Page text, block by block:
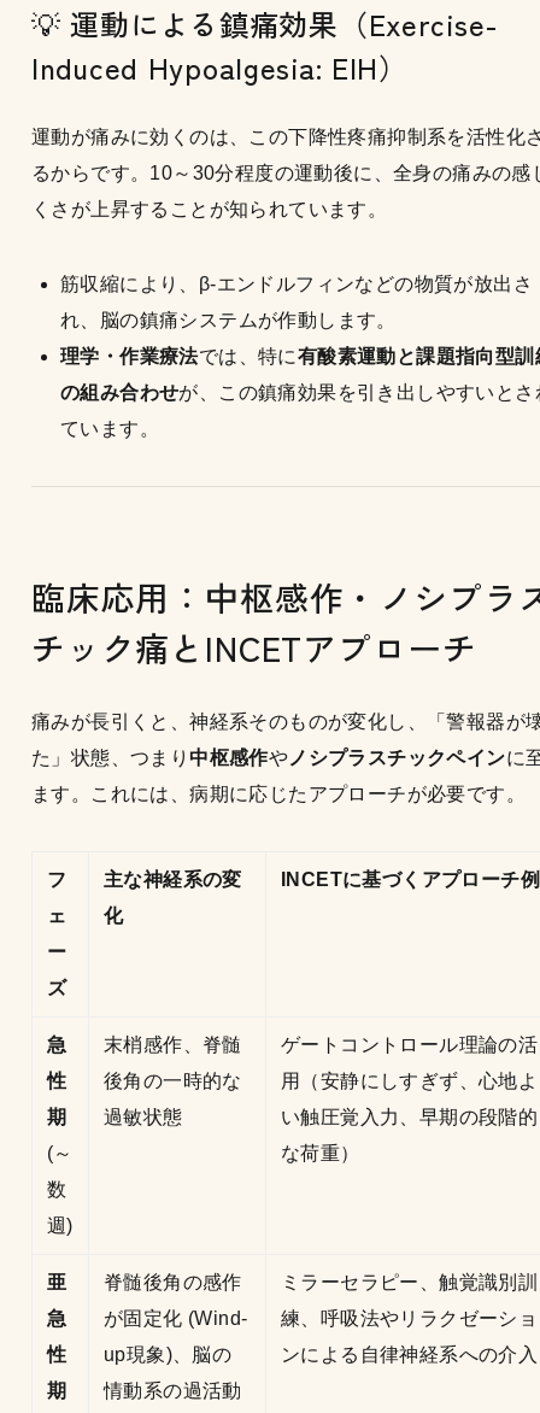
💡 運動による鎮痛効果（Exercise-
Induced Hypoalgesia: EIH）
運動が痛みに効くのは、この下降性疼痛抑制系を活性化
るからです。10～30分程度の運動後に、全身の痛みの感
くさが上昇することが知られています。
筋収縮により、β-エンドルフィンなどの物質が放出さ
れ、脳の鎮痛システムが作動します。
理学・作業療法では、特に有酸素運動と課題指向型訓
の組み合わせが、この鎮痛効果を引き出しやすいとさ
ています。
臨床応用：中枢感作・ノシプラ
チック痛とINCETアプローチ
痛みが長引くと、神経系そのものが変化し、「警報器が
た」状態、つまり中枢感作や ノシプラスチックペインに
ます。これには、病期に応じたアプローチが必要です。
フ
ェ
ー
ズ
主な神経系の変
化
INCETに基づくアプローチ例
急
性
期
(～
数
週)
末梢感作、脊髄
後角の一時的な
過敏状態
ゲートコントロール理論の活
用（安静にしすぎず、心地よ
い触圧覚入力、早期の段階的
な荷重）
亜
急
性
期
脊髄後角の感作
が固定化 (Wind-
up現象)、脳の
情動系の過活動
ミラーセラピー、触覚識別訓
練、呼吸法やリラクゼーショ
ンによる自律神経系への介入